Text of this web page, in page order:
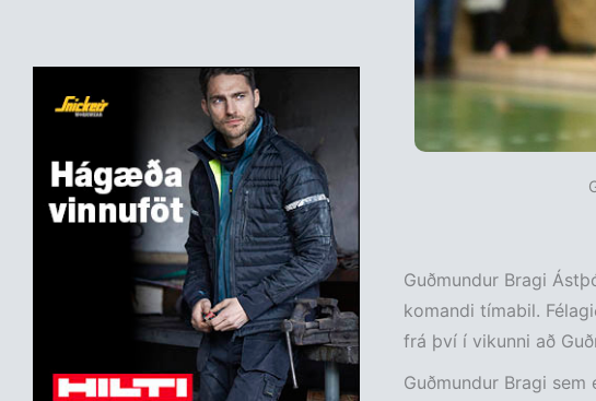
Guðmundur Bragi
komandi tímabil.
frá því í vikunni að
Guðmundur Bragi